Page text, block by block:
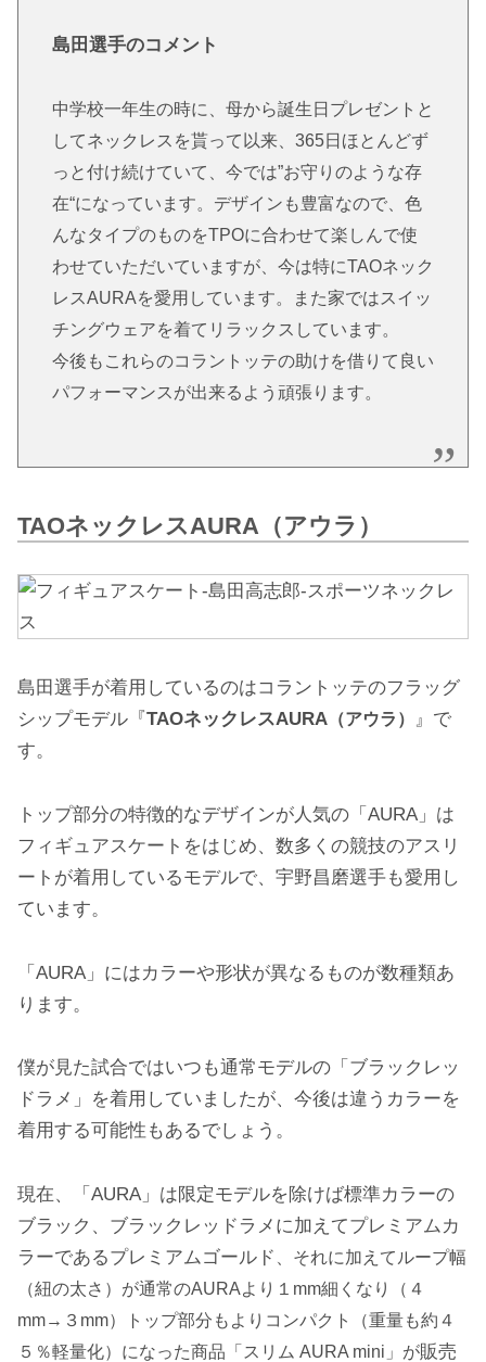
島田選手のコメント
中学校一年生の時に、母から誕生日プレゼントと
してネックレスを貰って以来、365日ほとんどず
っと付け続けていて、今では”お守りのような存
在“になっています。デザインも豊富なので、色
んなタイプのものをTPOに合わせて楽しんで使
わせていただいていますが、今は特にTAOネック
レスAURAを愛用しています。また家ではスイッ
チングウェアを着てリラックスしています。
今後もこれらのコラントッテの助けを借りて良い
パフォーマンスが出来るよう頑張ります。
TAOネックレスAURA（アウラ）
島田選手が着用しているのはコラントッテのフラッグ
シップモデル『TAOネックレスAURA （アウラ）
』で
す。
トップ部分の特徴的なデザインが人気の「AURA」は
フィギュアスケートをはじめ、数多くの競技のアスリ
ートが着用しているモデルで、宇野昌磨選手も愛用し
ています。
「AURA」にはカラーや形状が異なるものが数種類あ
ります。
僕が見た試合ではいつも通常モデルの「ブラックレッ
ドラメ」を着用していましたが、今後は違うカラーを
着用する可能性もあるでしょう。
現在、「AURA」は限定モデルを除けば標準カラーの
ブラック、ブラックレッドラメに加えてプレミアムカ
ラーであるプレミアムゴールド
、それに加えてループ幅
（紐の太さ）が通常のAURAより１mm細くなり（４
mm→３mm）トップ部分もよりコンパクト（重量も約４
５％軽量化）になった商品「スリム AURA mini」が販売